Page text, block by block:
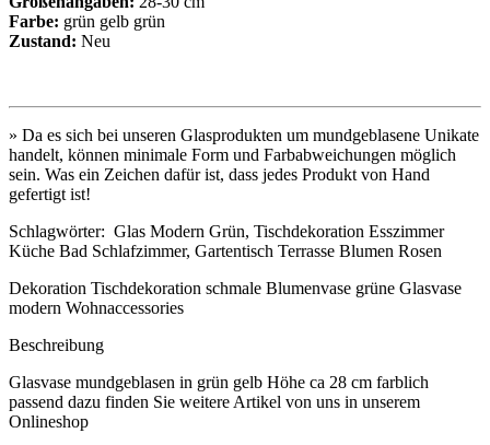
Farbe: grün gelb grün
Zustand: Neu
» Da es sich bei unseren Glasprodukten um mundgeblasene Unikate
handelt, können minimale Form und Farbabweichungen möglich
sein. Was ein Zeichen dafür ist, dass jedes Produkt von Hand
gefertigt ist!
Schlagwörter: Glas Modern Grün, Tischdekoration Esszimmer
Küche Bad Schlafzimmer, Gartentisch Terrasse Blumen Rosen
Dekoration Tischdekoration schmale Blumenvase grüne Glasvase
modern Wohnaccessories
Beschreibung
Glasvase mundgeblasen in grün gelb Höhe ca 28 cm farblich
passend dazu finden Sie weitere Artikel von uns in unserem
Onlineshop